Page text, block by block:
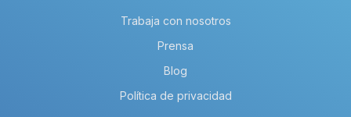
Trabaja con nosotros
Prensa
Blog
Política de privacidad